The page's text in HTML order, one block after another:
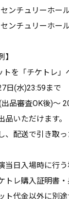
ンチュリーホー
ンチュリーホー
を「チケトレ
日(水)23:59まで
品審査OK後)～
いただけます。
、配送で引き取
日入場時に行う
レ購入証明書・
代金以外に別